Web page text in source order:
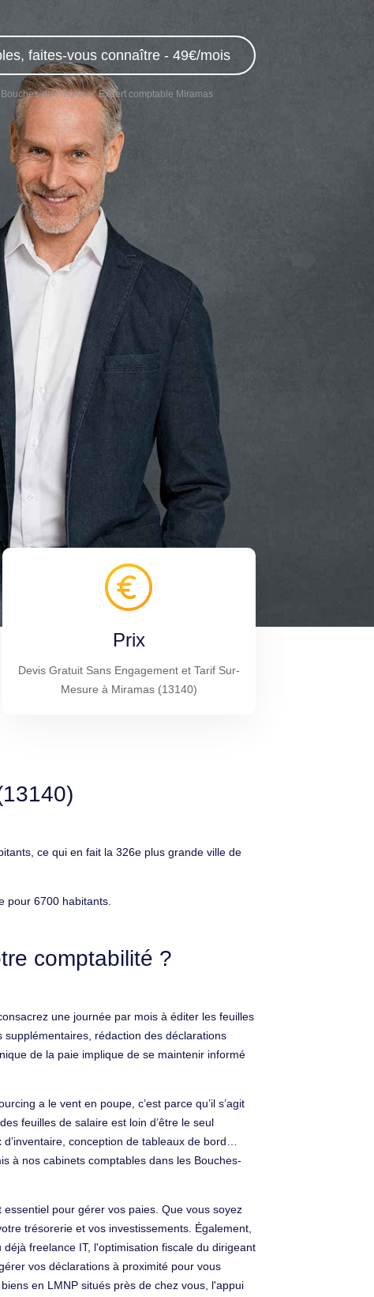
faites-vous connaître - 49€/mois
du-Rhône Expert comptable Miramas
Prix
Devis Gratuit Sans Engagement et Tarif Sur-
Mesure à Miramas (13140)
ce qui en fait la 326e plus grande ville de
pour 6700 habitants.
comptabilité ?
une journée par mois à éditer les feuilles
rédaction des déclarations
de la paie implique de se maintenir informé
a le vent en poupe, c’est parce qu’il s’agit
feuilles de salaire est loin d’être le seul
conception de tableaux de bord…
à nos cabinets comptables dans les Bouches-
pour gérer vos paies. Que vous soyez
trésorerie et vos investissements. Également,
freelance IT, l'optimisation fiscale du dirigeant
vos déclarations à proximité pour vous
en LMNP situés près de chez vous, l'appui